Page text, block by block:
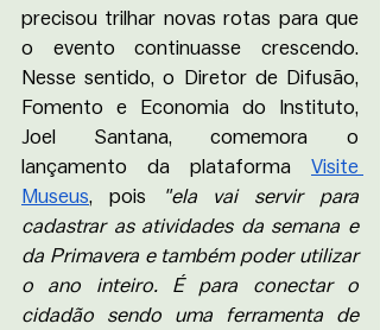
precisou trilhar novas rotas para que
o evento continuasse crescendo.
Nesse sentido, o Diretor de Difusão,
Fomento e Economia do Instituto,
Joel Santana, comemora o
lançamento da plataforma Visite
Museus, pois
"ela vai servir para
cadastrar as atividades da semana e
da Primavera e também poder utilizar
o ano inteiro. É para conectar o
cidadão sendo uma ferramenta de